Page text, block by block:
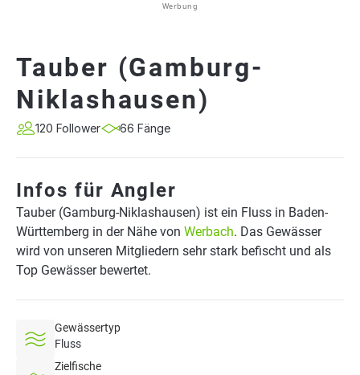
Werbung
Tauber (Gamburg-
Niklashausen)
120 Follower 66 Fänge
Infos für Angler
Tauber (Gamburg-Niklashausen) ist ein Fluss in Baden-
Württemberg in der Nähe von Werbach. Das Gewässer
wird von unseren Mitgliedern sehr stark befischt und als
Top Gewässer bewertet.
Gewässertyp
Fluss
Zielfische